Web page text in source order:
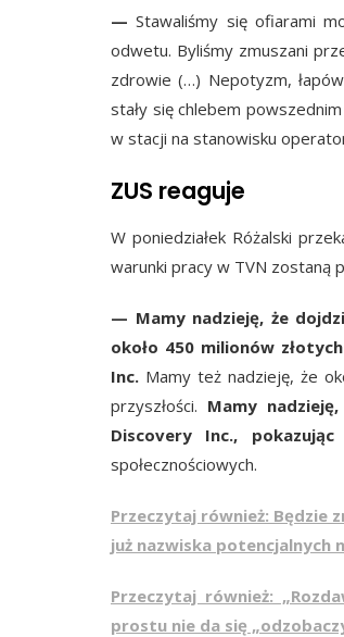
— Stawaliśmy się ofiarami
odwetu. Byliśmy zmuszani
zdrowie (…) Nepotyzm,
stały się chlebem
w stacji na stanowisku
ZUS reaguje
W poniedziałek Różalski
warunki pracy w TVN zostaną
— Mamy nadzieję, że
około 450 milionów
Inc. Mamy też nadzieję, że
przyszłości. Mamy
Discovery Inc.,
społecznościowych.
Przeczytaj również: Będzie
już nazwiska potencjalnych
Przeczytaj również:
prostu nie da się